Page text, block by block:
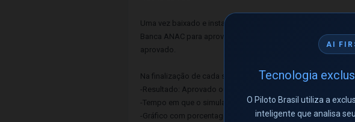
Uma vez baixado e instalado o APP contém todo o banco
Banca ANAC para aprovação, contendo 20 questões
aprovado.
Na finalização de cada simulado, será exibido:
-Resultado: Aprovado ou Reprovado.
-Tempo em que o simulado foi realizado.
-Gráfico com porcentagem de questões Corretas, Incorretas
AI
Tecnologia
O Piloto Brasil utiliza a
inteligente que analisa